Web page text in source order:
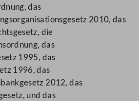
das
2010, das
die
das
1995, das
1996, das
2012, das
und das